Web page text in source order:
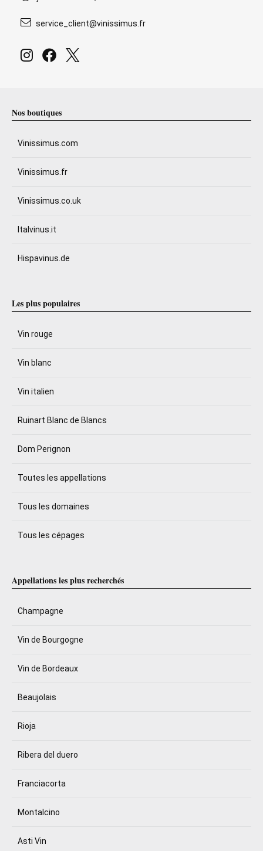
service_client@vinissimus.fr
Nos boutiques
Vinissimus.com
Vinissimus.fr
Vinissimus.co.uk
Italvinus.it
Hispavinus.de
Les plus populaires
Vin rouge
Vin blanc
Vin italien
Ruinart Blanc de Blancs
Dom Perignon
Toutes les appellations
Tous les domaines
Tous les cépages
Appellations les plus recherchés
Champagne
Vin de Bourgogne
Vin de Bordeaux
Beaujolais
Rioja
Ribera del duero
Franciacorta
Montalcino
Asti Vin